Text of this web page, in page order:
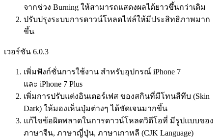
จากช่วง Burning ให้สามารถแสดงผลได้ยาวขึ้นกว่าเดิม
ปรับปรุงระบบการดาวน์โหลดไฟล์ให้มีประสิทธิภาพมาก
ขึ้น
เวอร์ชัน 6.0.3
เพิ่มฟังก์ชั่นการใช้งาน สำหรับอุปกรณ์ iPhone 7
และ iPhone 7 Plus
เพิ่มการปรับแต่งอินเตอร์เฟส ของสกินที่มีโทนสีทึบ (Skin
Dark) ให้มองเห็นปุ่มต่างๆ ได้ชัดเจนมากขึ้น
แก้ไขข้อผิดพลาดในการดาวน์โหลดวิดีโอที่ มีรูปแบบของ
ภาษาจีน, ภาษาญี่ปุ่น, ภาษาเกาหลี (CJK Language)